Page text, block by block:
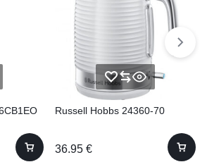
Russell Hobbs 24360-70
36.95 €